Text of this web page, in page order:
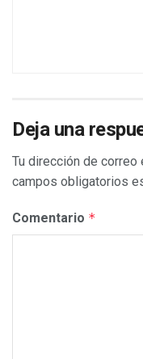
Deja una
Tu dirección de correo
campos obligatorios
Comentario *